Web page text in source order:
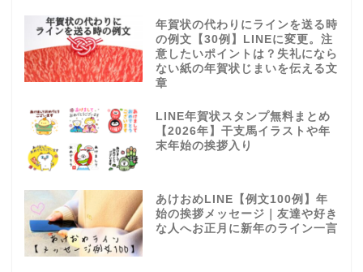
年賀状の代わりにラインを送る時
の例文【30例】LINEに変更。注
意したいポイントは？失礼になら
ない紙の年賀状じまいを伝える文
章
LINE年賀状スタンプ無料まとめ
【2026年】干支馬イラストや年
末年始の挨拶入り
あけおめLINE【例文100例】年
始の挨拶メッセージ｜友達や好き
な人へお正月に新年のライン一言